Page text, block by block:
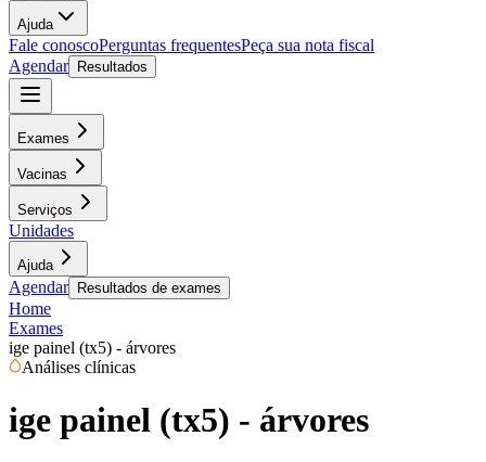
Ajuda
Fale conoscoPerguntas frequentesPeça sua nota fiscal
Agendar
Resultados
Exames
Vacinas
Serviços
Unidades
Ajuda
Agendar Resultados de exames
Home
Exames
ige painel (tx5) - árvores
Análises clínicas
ige painel (tx5) - árvores